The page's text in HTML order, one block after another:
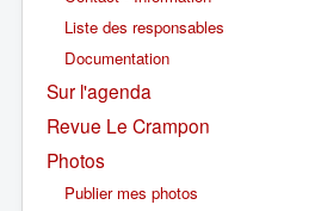
Liste des responsables
Documentation
Sur l'agenda
Revue Le Crampon
Photos
Publier mes photos